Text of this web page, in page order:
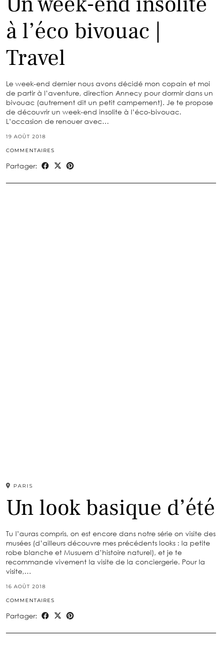
à l’éco bivouac |
Travel
Le week-end dernier nous avons décidé mon copain et moi
de partir à l’aventure, direction Annecy pour dormir dans un
bivouac (autrement dit un petit campement). Je te propose
de découvrir un week-end insolite à l’éco-bivouac.
L’occasion de renouer avec…
19 AOÛT 2018
COMMENTAIRES
Partager:
PARIS
Un look basique d’été
Tu l’auras compris, on est encore dans notre série on visite des
musées (d’ailleurs découvre mes précédents looks : la petite
robe blanche et Musuem d’histoire naturel), et je te
recommande vivement la visite de la conciergerie. Pour la
visite,…
16 AOÛT 2018
COMMENTAIRES
Partager: